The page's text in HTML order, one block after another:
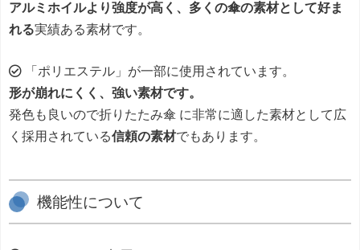
アルミホイルより強度が高く、多くの傘の素材として好ま
れる実績ある素材です。
「ポリエステル」が一部に使用されています。
形が崩れにくく、強い素材です。
発色も良いので折りたたみ傘 に非常に適した素材として広
く採用されている信頼の素材でもあります。
機能性について